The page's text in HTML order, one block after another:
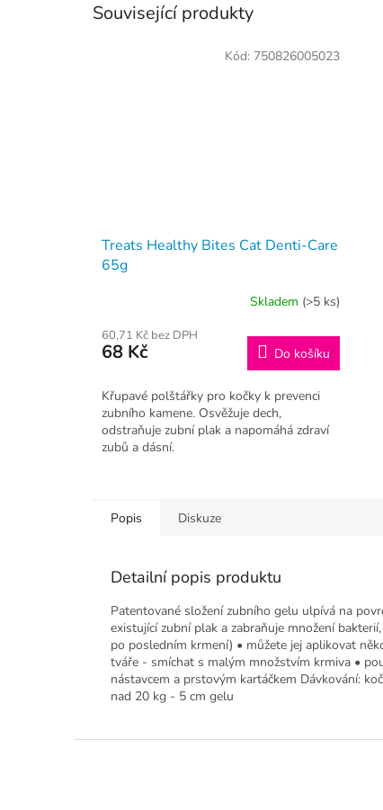
Související produkty
Treats Healthy Bites Cat Denti-Care
65g
Skladem (>5 ks)
60,71 Kč bez DPH
68 Kč Do košíku
Křupavé polštářky pro kočky k prevenci
zubního kamene. Osvěžuje dech,
odstraňuje zubní plak a napomáhá zdraví
zubů a dásní.
Kód: 750826005023
Popis Diskuze
Detailní popis produktu
Patentované složení zubního gelu ulpívá na
existující zubní plak a zabraňuje množení
po posledním krmení) • můžete jej aplikovat
tváře - smíchat s malým množstvím krmiva •
nástavcem a prstovým kartáčkem Dávkování:
nad 20 kg - 5 cm gelu